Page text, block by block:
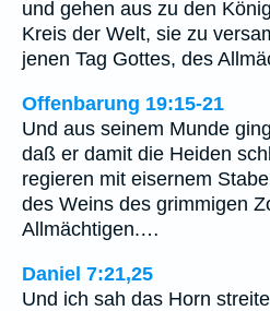
und gehen aus zu den
Kreis der Welt, sie zu
jenen Tag Gottes, des
Offenbarung 19:15-21
Und aus seinem Munde
daß er damit die Heiden
regieren mit eisernem
des Weins des grimmigen
Allmächtigen.…
Daniel 7:21,25
Und ich sah das Horn